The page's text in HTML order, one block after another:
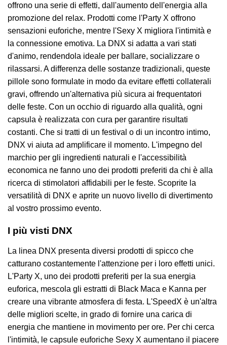
offrono una serie di effetti, dall'aumento dell'energia alla
promozione del relax. Prodotti come l'Party X offrono
sensazioni euforiche, mentre l'Sexy X migliora l'intimità e
la connessione emotiva. La DNX si adatta a vari stati
d'animo, rendendola ideale per ballare, socializzare o
rilassarsi. A differenza delle sostanze tradizionali, queste
pillole sono formulate in modo da evitare effetti collaterali
gravi, offrendo un'alternativa più sicura ai frequentatori
delle feste. Con un occhio di riguardo alla qualità, ogni
capsula è realizzata con cura per garantire risultati
costanti. Che si tratti di un festival o di un incontro intimo,
DNX vi aiuta ad amplificare il momento. L'impegno del
marchio per gli ingredienti naturali e l'accessibilità
economica ne fanno uno dei prodotti preferiti da chi è alla
ricerca di stimolatori affidabili per le feste. Scoprite la
versatilità di DNX e aprite un nuovo livello di divertimento
al vostro prossimo evento.
I più visti DNX
La linea DNX presenta diversi prodotti di spicco che
catturano costantemente l'attenzione per i loro effetti unici.
L'Party X, uno dei prodotti preferiti per la sua energia
euforica, mescola gli estratti di Black Maca e Kanna per
creare una vibrante atmosfera di festa. L'SpeedX è un'altra
delle migliori scelte, in grado di fornire una carica di
energia che mantiene in movimento per ore. Per chi cerca
l'intimità, le capsule euforiche Sexy X aumentano il piacere